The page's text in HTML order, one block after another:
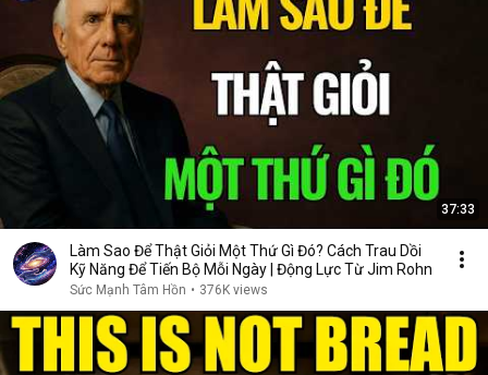
37:33
Làm Sao Để Thật Giỏi Một Thứ Gì Đó? Cách Trau Dồi
Kỹ Năng Để Tiến Bộ Mỗi Ngày | Động Lực Từ Jim Rohn
Sức Mạnh Tâm Hồn • 376K views